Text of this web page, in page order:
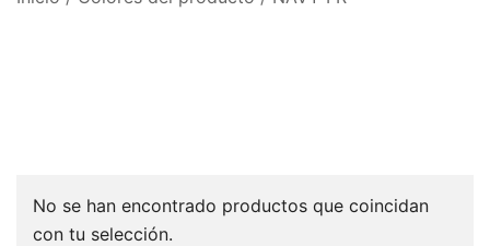
No se han encontrado productos que coincidan
con tu selección.